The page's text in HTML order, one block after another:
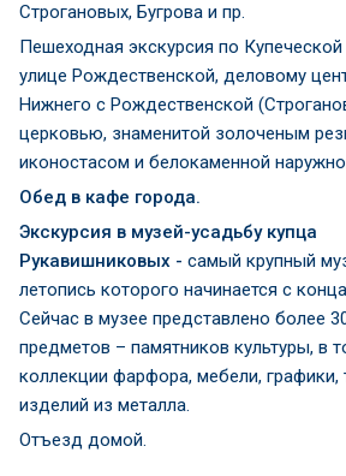
Строгановых, Бугрова и пр.
Пешеходная экскурсия по Купеческой
улице Рождественской, деловому
Нижнего с Рождественской
церковью, знаменитой золоченым
иконостасом и белокаменной
Обед в кафе города.
Экскурсия в музей-усадьбу купца
Рукавишниковых - самый крупный
летопись которого начинается с
Сейчас в музее представлено более
предметов – памятников культуры, в
коллекции фарфора, мебели, графики,
изделий из металла.
Отъезд домой.